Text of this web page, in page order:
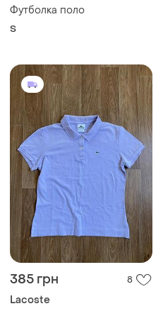
Футболка поло
S
385 грн 8
Lacoste